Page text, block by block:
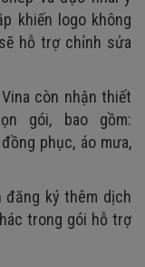
khiến logo không
hỗ trợ chỉnh sửa
còn nhận thiết
gói, bao gồm:
phục, áo mưa,
đăng ký thêm dịch
trong gói hỗ trợ